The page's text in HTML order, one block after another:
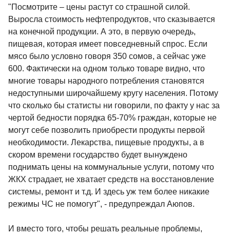
"Посмотрите – цены растут со страшной силой.
Выросла стоимость нефтепродуктов, что сказывается
на конечной продукции. А это, в первую очередь,
пищевая, которая имеет повседневный спрос. Если
мясо было условно говоря 350 сомов, а сейчас уже
600. Фактически на одном только товаре видно, что
многие товары народного потребления становятся
недоступными широчайшему кругу населения. Потому
что сколько бы статисты ни говорили, по факту у нас за
чертой бедности порядка 65-70% граждан, которые не
могут себе позволить приобрести продукты первой
необходимости. Лекарства, пищевые продукты, а в
скором времени государство будет вынуждено
поднимать цены на коммунальные услуги, потому что
ЖКХ страдает, не хватает средств на восстановление
системы, ремонт и т.д. И здесь уж тем более никакие
режимы ЧС не помогут", - предупреждал Аюпов.
И вместо того, чтобы решать реальные проблемы,